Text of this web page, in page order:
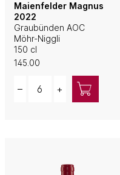
Maienfelder Magnus
2022
Graubünden AOC
Möhr-Niggli
150 cl
145.00
– +